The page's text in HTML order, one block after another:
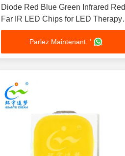
Diode Red Blue Green Infrared Red
Far IR LED Chips for LED Therapy
Light
Parlez Maintenant. '